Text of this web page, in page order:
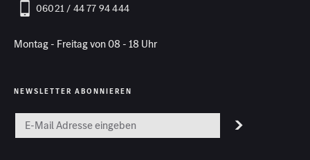
06021 / 44 77 94 444
Montag - Freitag von 08 - 18 Uhr
NEWSLETTER ABONNIEREN